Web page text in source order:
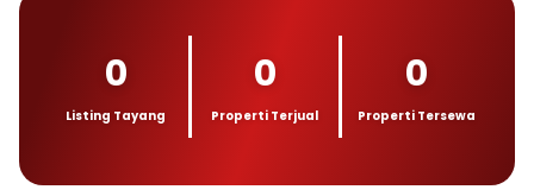
0
Listing Tayang
0
Properti Terjual
0
Properti Tersewa